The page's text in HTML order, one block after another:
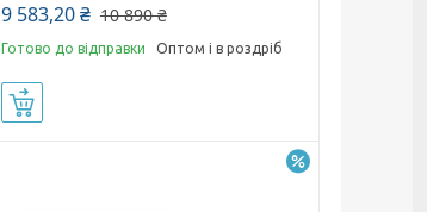
9 583,20 ₴ 10 890 ₴
Готово до відправки Оптом і в роздріб